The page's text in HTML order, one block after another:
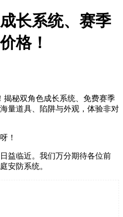
长系统、赛季
格！
揭秘双角色成长系统、免费赛季
量道具、陷阱与外观，体验非对
！
益临近。我们万分期待各位前
安防系统。